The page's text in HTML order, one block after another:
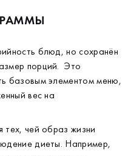
блюд, но сохранён
порций. Это
базовым элементом меню,
вес на
чей образ жизни
диеты. Например,